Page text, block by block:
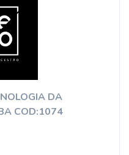
DA
COD:1074